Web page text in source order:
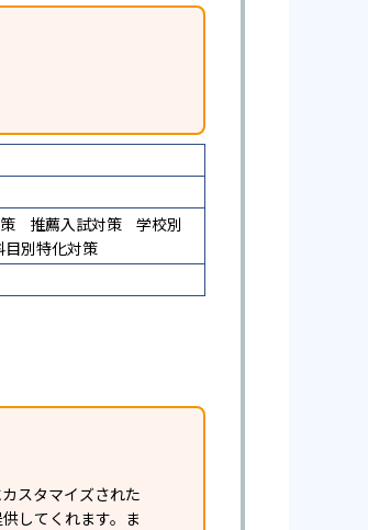
推薦入試対策
学校別
目別特化対策
スタマイズされた
してくれます。ま